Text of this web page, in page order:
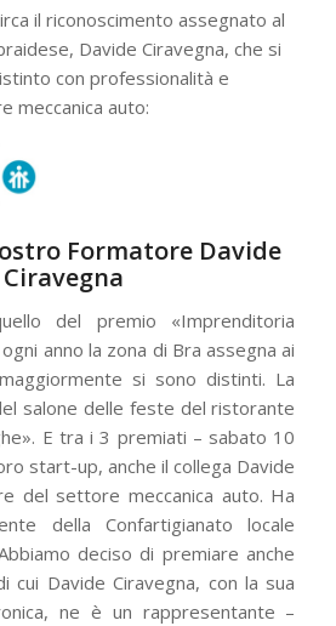
il riconoscimento assegnato al
Davide Ciravegna, che si
con professionalità e
meccanica auto:
Formatore Davide
Ciravegna
del premio «Imprenditoria
anno la zona di Bra assegna ai
si sono distinti. La
salone delle feste del ristorante
E tra i 3 premiati – sabato 10
start-up, anche il collega Davide
del settore meccanica auto. Ha
della Confartigianato locale
deciso di premiare anche
cui Davide Ciravegna, con la sua
ne è un rappresentante –